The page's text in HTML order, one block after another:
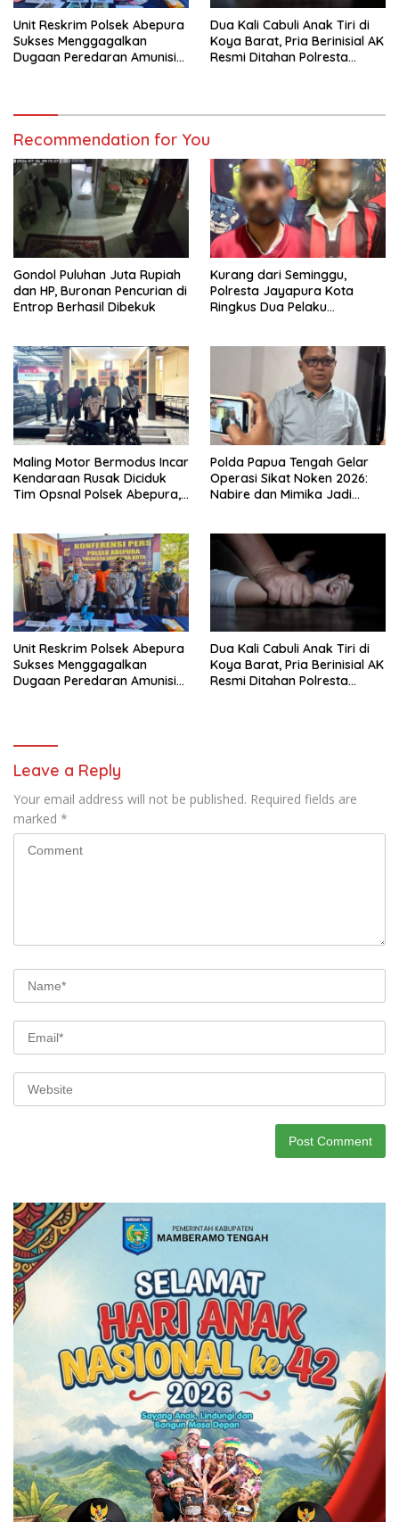
Unit Reskrim Polsek Abepura
Sukses Menggagalkan
Dugaan Peredaran Amunisi
Dua Kali Cabuli Anak Tiri di
Koya Barat, Pria Berinisial AK
Resmi Ditahan Polresta
Recommendation for You
Gondol Puluhan Juta Rupiah
dan HP, Buronan Pencurian di
Entrop Berhasil Dibekuk
Kurang dari Seminggu,
Polresta Jayapura Kota
Ringkus Dua Pelaku
Maling Motor Bermodus Incar
Kendaraan Rusak Diciduk
Tim Opsnal Polsek Abepura,
Polda Papua Tengah Gelar
Operasi Sikat Noken 2026:
Nabire dan Mimika Jadi
Unit Reskrim Polsek Abepura
Sukses Menggagalkan
Dugaan Peredaran Amunisi
Dua Kali Cabuli Anak Tiri di
Koya Barat, Pria Berinisial AK
Resmi Ditahan Polresta
Leave a Reply
Your email address will not be published. Required fields are
marked *